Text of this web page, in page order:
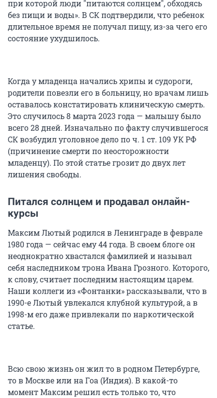
при которой люди "питаются солнцем", обходясь
без пищи и воды». В СК подтвердили, что ребенок
длительное время не получал пищу, из-за чего его
состояние ухудшилось.
Когда у младенца начались хрипы и судороги,
родители повезли его в больницу, но врачам лишь
оставалось констатировать клиническую смерть.
Это случилось 8 марта 2023 года — малышу было
всего 28 дней. Изначально по факту случившегося
СК возбудил уголовное дело по ч. 1 ст. 109 УК РФ
(причинение смерти по неосторожности
младенцу). По этой статье грозит до двух лет
лишения свободы.
Питался солнцем и продавал онлайн-
курсы
Максим Лютый родился в Ленинграде в феврале
1980 года — сейчас ему 44 года. В своем блоге он
неоднократно хвастался фамилией и называл
себя наследником трона Ивана Грозного. Которого,
к слову, считает последним настоящим царем.
Наши коллеги из «Фонтанки» рассказывали, что в
1990-е Лютый увлекался клубной культурой, а в
1998-м его даже привлекали по наркотической
статье.
Всю свою жизнь он жил то в родном Петербурге,
то в Москве или на Гоа (Индия). В какой-то
момент Максим решил есть только то, что